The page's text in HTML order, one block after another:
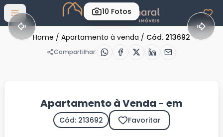
Abrir menu
10 Fotos
Home / Apartamento à venda / Cód. 213692
Compartilhar:
Apartamento à Venda - em
Cód: 213692 Favoritar